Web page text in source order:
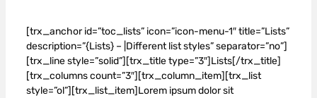
[trx_anchor id=”toc_lists” icon=”icon-menu-1″ title=”Lists”
description=”{Lists} – |Different list styles” separator=”no”]
[trx_line style=”solid”][trx_title type=”3″]Lists[/trx_title]
[trx_columns count=”3″][trx_column_item][trx_list
style=”ol”][trx_list_item]Lorem ipsum dolor sit